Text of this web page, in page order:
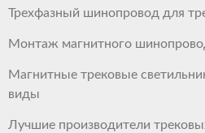
Трехфазный шинопровод для
Монтаж магнитного
Магнитные трековые
виды
Лучшие производители